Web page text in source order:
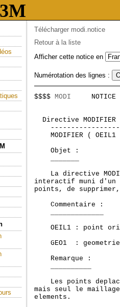
Télécharger modi.notice
Retour à la liste
Afficher cette notice en
Numérotation des lignes :
$$$$ MODI
Directive
MODIFIER ( OEIL1
    Objet :
La directive
interactif muni d'un
points, de
    Commentaire :
OEIL1 : point
GEO1  :
    Remarque :
Les points
mais seul le
elements.